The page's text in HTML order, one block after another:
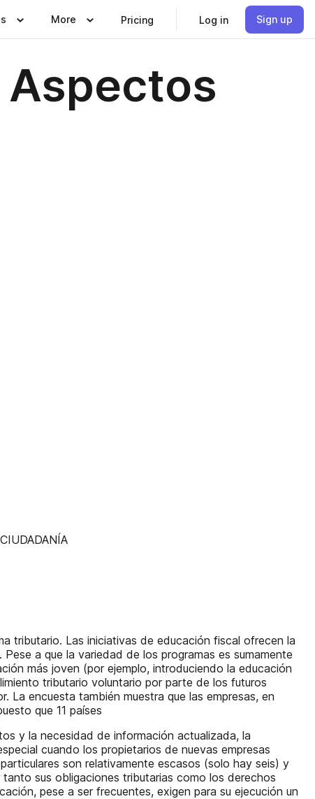
More Pricing Log in Sign up
tributario. Las iniciativas de educación fiscal ofrecen la
a que la variedad de los programas es sumamente
más joven (por ejemplo, introduciendo la educación
tributario voluntario por parte de los futuros
La encuesta también muestra que las empresas, en
que 11 países
y la necesidad de información actualizada, la
cuando los propietarios de nuevas empresas
son relativamente escasos (solo hay seis) y
sus obligaciones tributarias como los derechos
pese a ser frecuentes, exigen para su ejecución un